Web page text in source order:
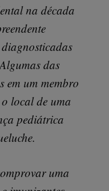
na década
das
em um membro
local de uma
pediátrica
uma